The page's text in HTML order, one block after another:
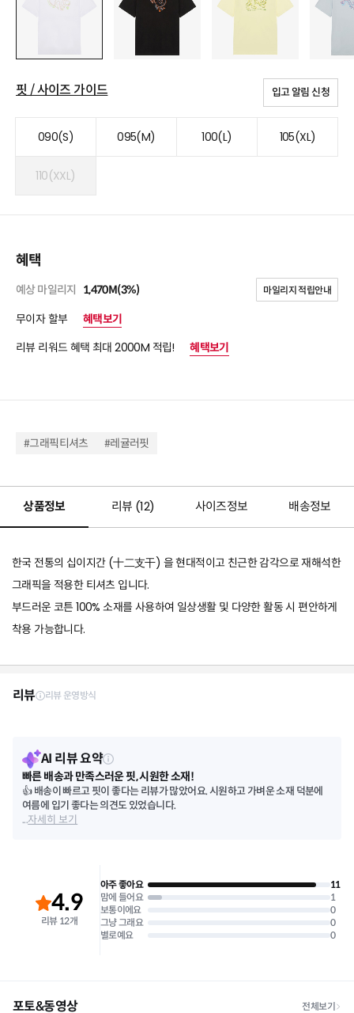
핏 / 사이즈 가이드 입고 알림 신청
090(S) 095(M) 100(L) 105(XL)
110(XXL)
혜택
예상 마일리지 1,470M(3%) 마일리지 적립안내
무이자 할부
혜택보기
리뷰 리워드 혜택 최대 2000M 적립!
혜택보기
#그래픽티셔츠 #레귤러핏
상품정보 리뷰 (12) 사이즈정보 배송정보
한국 전통의 십이지간 (十二支干) 을 현대적이고 친근한 감각으로 재해석한
그래픽을 적용한 티셔츠 입니다.
부드러운 코튼 100% 소재를 사용하여 일상생활 및 다양한 활동 시 편안하게
착용 가능합니다.